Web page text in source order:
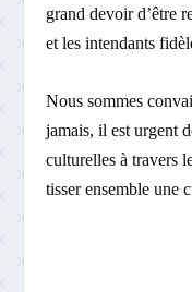
grand devoir d’être
et les intendants
Nous sommes
jamais, il est urgent
culturelles à travers
tisser ensemble une